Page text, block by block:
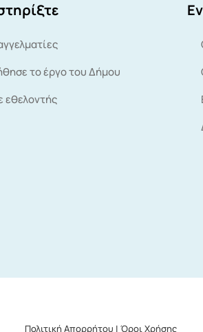
το έργο του Δήμου
εθελοντής
Πολιτική Απορρήτου | Όροι Χρήσης